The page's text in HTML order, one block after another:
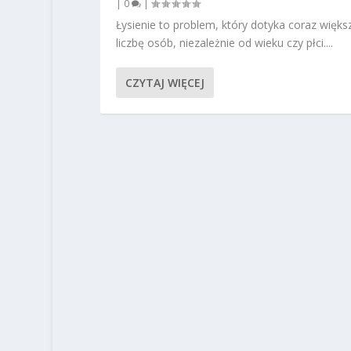
0 |
Łysienie to problem, który dotyka coraz
liczbę osób, niezależnie od wieku czy płci....
CZYTAJ WIĘCEJ